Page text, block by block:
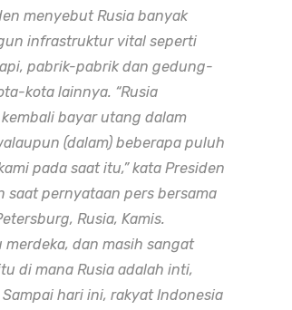
menyebut Rusia banyak
infrastruktur vital seperti
pabrik-pabrik dan gedung-
kota lainnya. “Rusia
bayar utang dalam
(dalam) beberapa puluh
pada saat itu,” kata Presiden
saat pernyataan pers bersama
Rusia, Kamis.
merdeka, dan masih sangat
di mana Rusia adalah inti,
hari ini, rakyat Indonesia